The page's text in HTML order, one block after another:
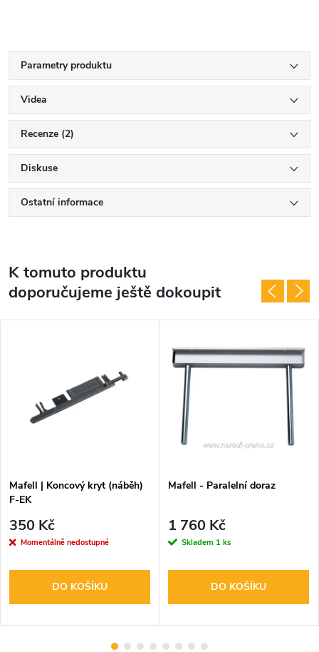
Parametry produktu
Videa
Recenze (2)
Diskuse
Ostatní informace
K tomuto produktu
doporučujeme ještě dokoupit
Mafell | Koncový kryt (náběh)
F-EK
350 Kč
Momentálně nedostupné
DO KOŠÍKU
Mafell - Paralelní doraz
1 760 Kč
Skladem 1 ks
DO KOŠÍKU